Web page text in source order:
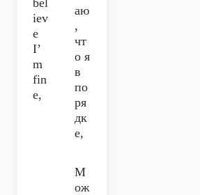
bel
iev
e
I’
m
fin
e,
аю
,
чт
о я
в
по
ря
дк
е,
М
ож